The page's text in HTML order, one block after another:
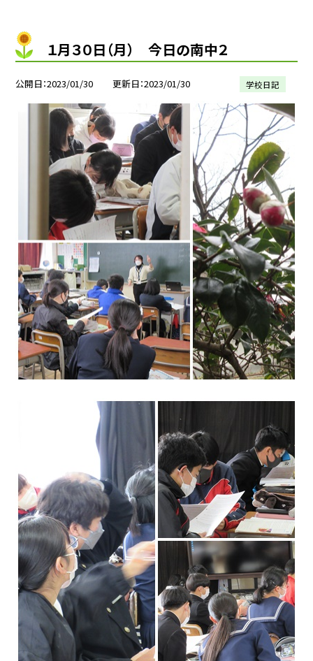
１月３０日（月） 今日の南中２
公開日 2023/01/30 更新日 2023/01/30 学校日記